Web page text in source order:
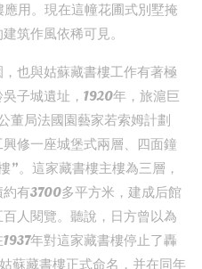
用。現在這幢花圃式別墅掩
筑作風依稀可見。
也與姑蘇藏書樓工作有著極
子城遺址，1920年，旅滬巨
董局法國園藝家若索姆計劃
修一座城堡式兩層、四面鐘
”。這家藏書樓主樓為三層，
有3700多平方米，建成后館
人閱覽。聽說，日方曾以為
年對這家藏書樓停止了轟
蘇藏書樓正式命名，并在同年